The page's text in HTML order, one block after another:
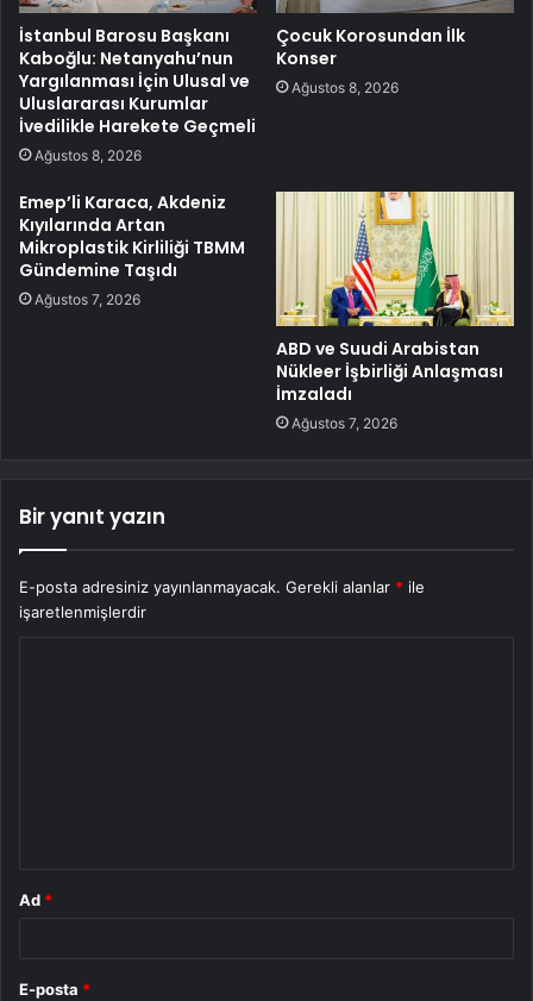
İstanbul Barosu Başkanı
Kaboğlu: Netanyahu’nun
Yargılanması İçin Ulusal ve
Uluslararası Kurumlar
İvedilikle Harekete Geçmeli
Ağustos 8, 2026
Çocuk Korosundan İlk
Konser
Ağustos 8, 2026
Emep’li Karaca, Akdeniz
Kıyılarında Artan
Mikroplastik Kirliliği TBMM
Gündemine Taşıdı
Ağustos 7, 2026
ABD ve Suudi Arabistan
Nükleer İşbirliği Anlaşması
İmzaladı
Ağustos 7, 2026
Bir yanıt yazın
E-posta adresiniz yayınlanmayacak. Gerekli alanlar * ile
işaretlenmişlerdir
Ad *
E-posta *